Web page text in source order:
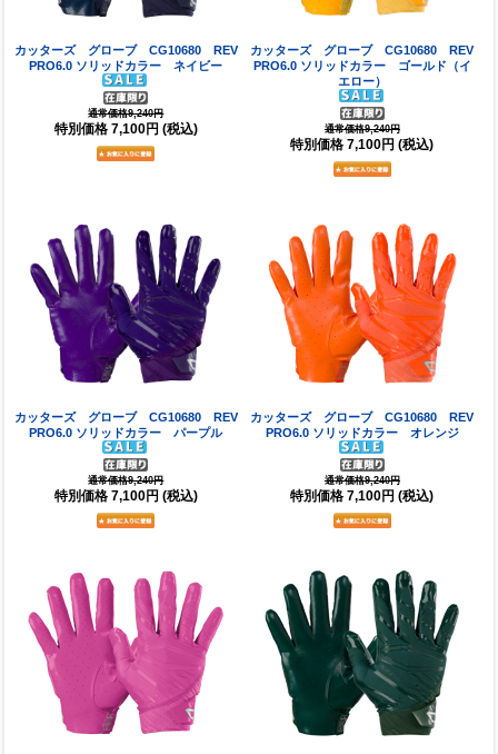
カッターズ グローブ CG10680 REV
PRO6.0 ソリッドカラー ネイビー
通常価格9,240円
特別価格 7,100円 (税込)
カッターズ グローブ CG10680 REV
PRO6.0 ソリッドカラー ゴールド（イ
エロー）
通常価格9,240円
特別価格 7,100円 (税込)
カッターズ グローブ CG10680 REV
PRO6.0 ソリッドカラー パープル
通常価格9,240円
特別価格 7,100円 (税込)
カッターズ グローブ CG10680 REV
PRO6.0 ソリッドカラー オレンジ
通常価格9,240円
特別価格 7,100円 (税込)